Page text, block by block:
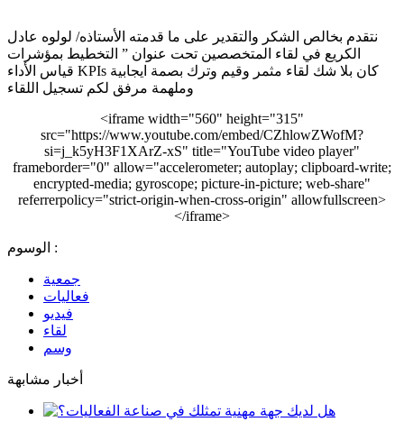
نتقدم بخالص الشكر والتقدير على ما قدمته الأستاذه/ لولوه عادل
الكريع في لقاء المتخصصين تحت عنوان ” التخطيط بمؤشرات
قياس الأداء KPIs كان بلا شك لقاء مثمر وقيم وترك بصمة ايجابية
وملهمة مرفق لكم تسجيل اللقاء
<iframe width="560" height="315"
src="https://www.youtube.com/embed/CZhlowZWofM?
si=j_k5yH3F1XArZ-xS" title="YouTube video player"
frameborder="0" allow="accelerometer; autoplay; clipboard-write;
encrypted-media; gyroscope; picture-in-picture; web-share"
referrerpolicy="strict-origin-when-cross-origin" allowfullscreen>
</iframe>
الوسوم :
جمعية
فعاليات
فيديو
لقاء
وسم
أخبار مشابهة